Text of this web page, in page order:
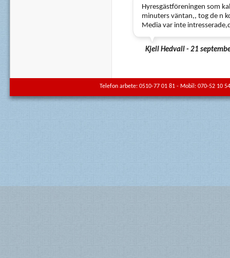
Hyresgästföreningen som
minuters väntan,, tog de n
Media var inte
Kjell Hedvall - 21
Telefon arbete: 0510-77 01 81 - Mobil: 070-52 10